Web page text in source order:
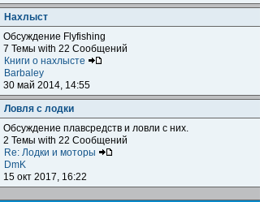
Нахлыст
Обсуждение Flyfishing
7 Темы with 22 Сообщений
Книги о нахлысте
Barbaley
30 май 2014, 14:55
Ловля с лодки
Обсуждение плавсредств и ловли с них.
2 Темы with 22 Сообщений
Re: Лодки и моторы
DmK
15 окт 2017, 16:22